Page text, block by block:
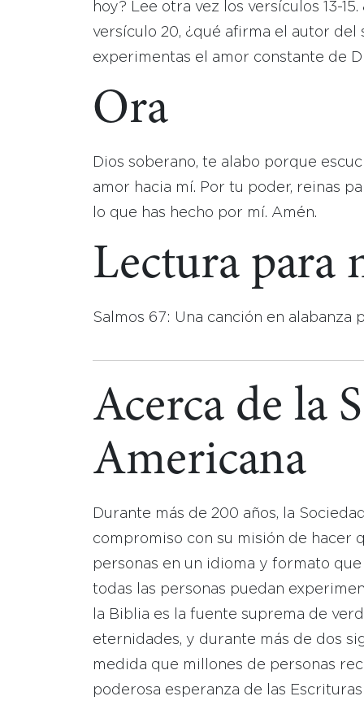
hoy? Lee otra vez los versículos 13-
versículo 20, ¿qué afirma el autor del
experimentas el amor constante de
Ora
Dios soberano, te alabo porque
amor hacia mí. Por tu poder, reinas
lo que has hecho por mí. Amén.
Lectura para
Salmos 67: Una canción en alabanza
Acerca de la
Americana
Durante más de 200 años, la
compromiso con su misión de hacer
personas en un idioma y formato
todas las personas puedan
la Biblia es la fuente suprema de
eternidades, y durante más de dos
medida que millones de personas
poderosa esperanza de las